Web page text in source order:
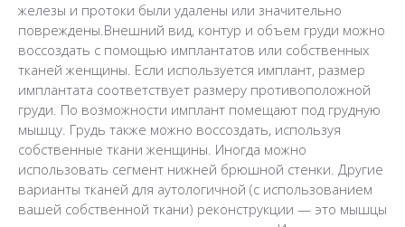
железы и протоки были удалены или значительно
повреждены.Внешний вид, контур и объем груди можно
воссоздать с помощью имплантатов или собственных
тканей женщины. Если используется имплант, размер
имплантата соответствует размеру противоположной
груди. По возможности имплант помещают под грудную
мышцу. Грудь также можно воссоздать, используя
собственные ткани женщины. Иногда можно
использовать сегмент нижней брюшной стенки. Другие
варианты тканей для аутологичной (с использованием
вашей собственной ткани) реконструкции — это мышцы